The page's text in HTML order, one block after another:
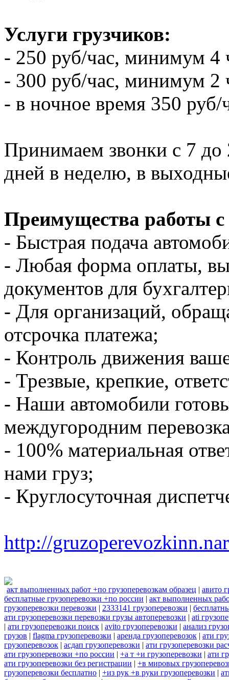
Услуги грузчиков:
- 250 руб/час, минимум 4
- 300 руб/час, минимум 2
- в ночное время 350
Принимаем звонки с 7 до
дней в неделю, в
Преимущества работы
- Быстрая подача
- Любая форма оплаты,
документов для
- Для организаций,
отсрочка платежа;
- Контроль движения
- Трезвые, крепкие,
- Наши автомобили
междугородним
- 100% материальная
нами груз;
- Круглосуточная
http://
акт выполненных работ +по грузоперевозкам образец | авито
бесплатные грузоперевозки +по россии | акт выполненных
грузоперевозки перевозки | 2333141 грузоперевозки |
ати грузоперевозки перевозки грузы автоперевозки | ati
| ати грузоперевозки поиск | avito грузоперевозки | анализ
грузов | flagma грузоперевозки | аренда грузоперевозок | ати
грузоперевозок | асдап грузоперевозки | ати грузоперевозки
ати грузоперевозки +по россии | +а т +и грузоперевозки | ати
ати грузоперевозки без регистрации | +в мировых
грузоперевозки бесплатно | +из рук +в руки грузоперевозки |